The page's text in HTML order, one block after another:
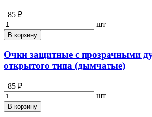
85 ₽
шт
В корзину
Очки защитные с прозрачными
открытого типа (дымчатые)
85 ₽
шт
В корзину